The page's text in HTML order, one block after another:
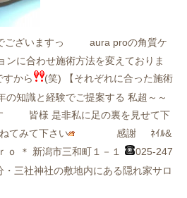
ございますっ
aura proの角質ケ
ンに合わせ施術方法を変えておりま
すから
(笑) 【それぞれに合った施術
の知識と経験でご提案する 私超～～
皆様 是非私に足の裏を見せて下
てみて下さい 感謝
ﾈｲﾙ&
ｏ ＊ 新潟市三和町１－１
025-247
三社神社の敷地内にある隠れ家サロ